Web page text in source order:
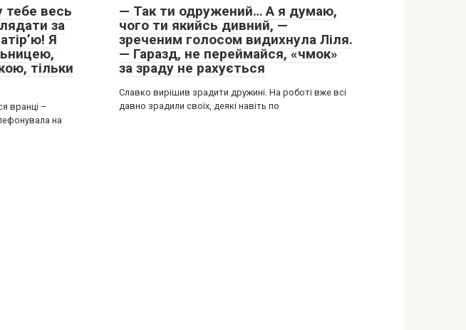
весь
за
Я
тільки
вранці –
на
— Так ти одружений… А я думаю,
чого ти якийсь дивний, —
зреченим голосом видихнула Ліля.
— Гаразд, не переймайся, «чмок»
за зраду не рахується
Славко вирішив зрадити дружині. На роботі вже всі
давно зрадили своїх, деякі навіть по